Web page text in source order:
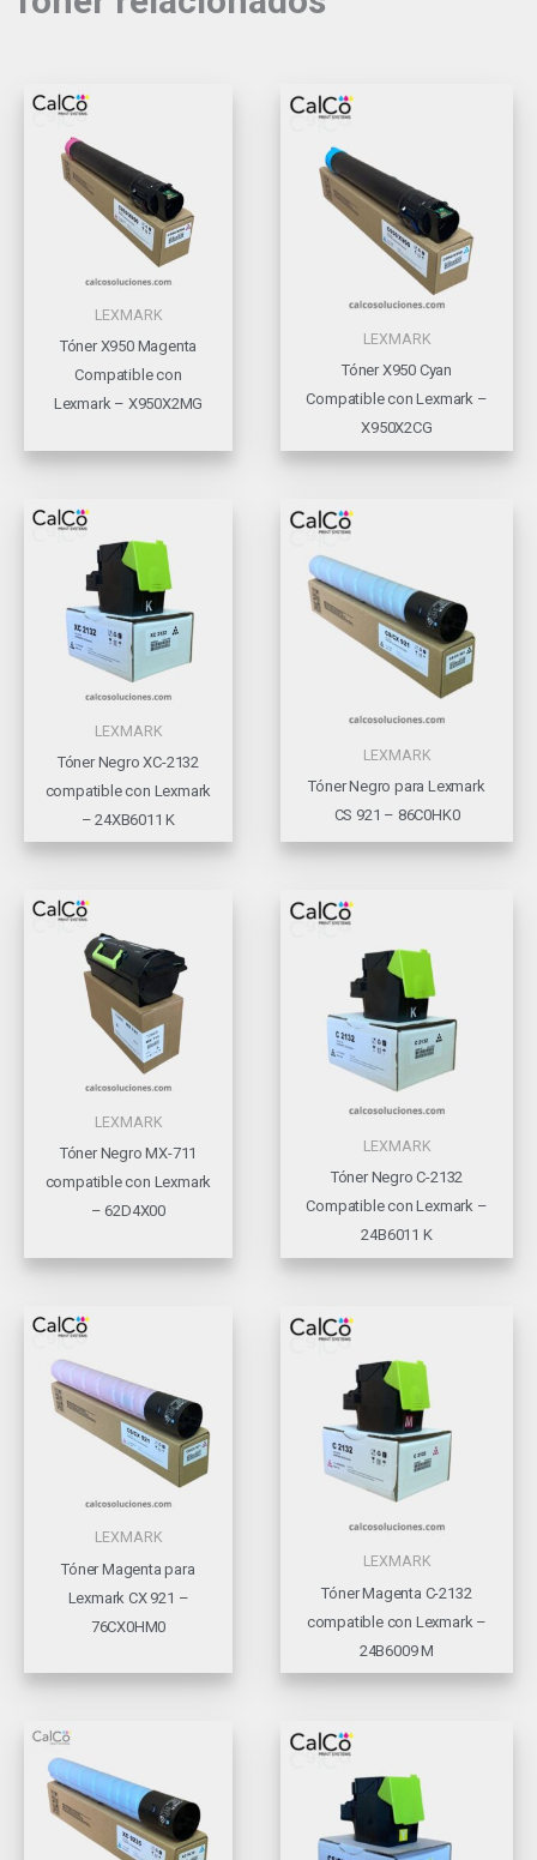
LEXMARK
Tóner X950 Magenta
Compatible con
Lexmark – X950X2MG
LEXMARK
Tóner X950 Cyan
Compatible con Lexmark –
X950X2CG
LEXMARK
Tóner Negro XC-2132
compatible con Lexmark
– 24XB6011 K
LEXMARK
Tóner Negro para Lexmark
CS 921 – 86C0HK0
LEXMARK
Tóner Negro MX-711
compatible con Lexmark
– 62D4X00
LEXMARK
Tóner Negro C-2132
Compatible con Lexmark –
24B6011 K
LEXMARK
Tóner Magenta para
Lexmark CX 921 –
76CX0HM0
LEXMARK
Tóner Magenta C-2132
compatible con Lexmark –
24B6009 M